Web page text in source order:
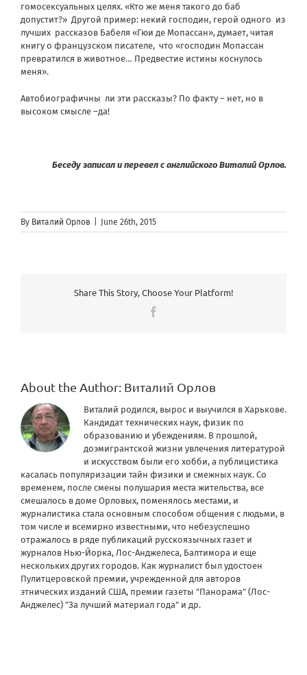
гомосексуальных целях. «Кто же меня такого до баб
допустит?» Другой пример: некий господин, герой одного из
лучших рассказов Бабеля «Гюи де Мопассан», думает, читая
книгу о французском писателе, что «господин Мопассан
превратился в животное… Предвестие истины коснулось
меня».
Автобиографичны ли эти рассказы? По факту – нет, но в
высоком смысле –да!
Беседу записал и перевел с английского Виталий Орлов.
By Виталий Орлов June 26th, 2015
Share This Story, Choose Your Platform!
About the Author: Виталий Орлов
Виталий родился, вырос и выучился в Харькове.
Кандидат технических наук, физик по
образованию и убеждениям. В прошлой,
доэмигрантской жизни увлечения литературой
и искусством были его хобби, а публицистика
касалась популяризации тайн физики и смежных наук. Со
временем, после смены полушария места жительства, все
смешалось в доме Орловых, поменялось местами, и
журналистика стала основным способом общения с людьми, в
том числе и всемирно известными, что небезуспешно
отражалось в ряде публикаций русскоязычных газет и
журналов Нью-Йорка, Лос-Анджелеса, Балтимора и еще
нескольких других городов. Как журналист был удостоен
Пулитцеровской премии, учрежденной для авторов
этнических изданий США, премии газеты "Панорама" (Лос-
Анджелес) "За лучший материал года" и др.